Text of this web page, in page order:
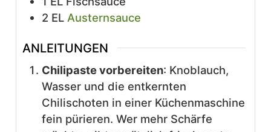
2 EL Austernsauce
ANLEITUNGEN
Chilipaste vorbereiten: Knoblauch,
Wasser und die entkernten
Chilischoten in einer Küchenmaschine
fein pürieren. Wer mehr Schärfe